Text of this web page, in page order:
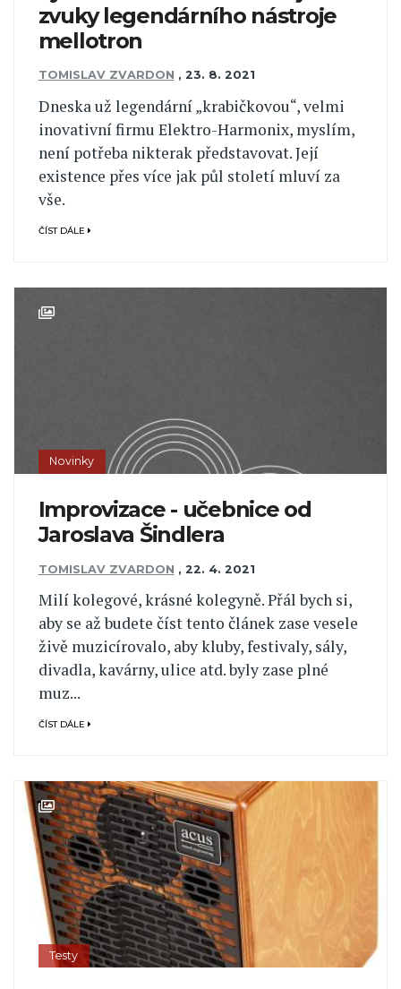
zvuky legendárního nástroje
mellotron
TOMISLAV ZVARDON , 23. 8. 2021
Dneska už legendární „krabičkovou“, velmi
inovativní firmu Elektro-Harmonix, myslím,
není potřeba nikterak představovat. Její
existence přes více jak půl století mluví za
vše.
ČÍST DÁLE
Novinky
Improvizace - učebnice od
Jaroslava Šindlera
TOMISLAV ZVARDON , 22. 4. 2021
Milí kolegové, krásné kolegyně. Přál bych si,
aby se až budete číst tento článek zase vesele
živě muzicírovalo, aby kluby, festivaly, sály,
divadla, kavárny, ulice atd. byly zase plné
muz...
ČÍST DÁLE
Testy